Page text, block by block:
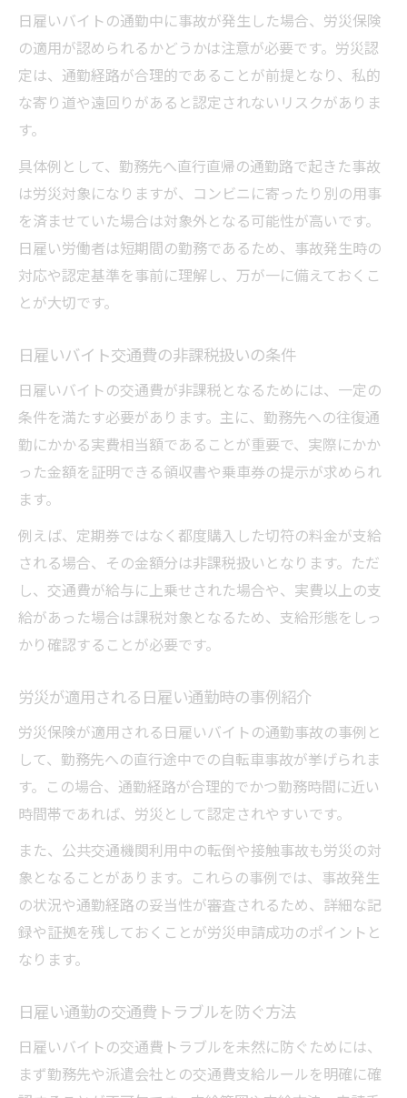
日雇いバイトの通勤中に事故が発生した場合、労災保険
の適用が認められるかどうかは注意が必要です。労災認
定は、通勤経路が合理的であることが前提となり、私的
な寄り道や遠回りがあると認定されないリスクがありま
す。
具体例として、勤務先へ直行直帰の通勤路で起きた事故
は労災対象になりますが、コンビニに寄ったり別の用事
を済ませていた場合は対象外となる可能性が高いです。
日雇い労働者は短期間の勤務であるため、事故発生時の
対応や認定基準を事前に理解し、万が一に備えておくこ
とが大切です。
日雇いバイト交通費の非課税扱いの条件
日雇いバイトの交通費が非課税となるためには、一定の
条件を満たす必要があります。主に、勤務先への往復通
勤にかかる実費相当額であることが重要で、実際にかか
った金額を証明できる領収書や乗車券の提示が求められ
ます。
例えば、定期券ではなく都度購入した切符の料金が支給
される場合、その金額分は非課税扱いとなります。ただ
し、交通費が給与に上乗せされた場合や、実費以上の支
給があった場合は課税対象となるため、支給形態をしっ
かり確認することが必要です。
労災が適用される日雇い通勤時の事例紹介
労災保険が適用される日雇いバイトの通勤事故の事例と
して、勤務先への直行途中での自転車事故が挙げられま
す。この場合、通勤経路が合理的でかつ勤務時間に近い
時間帯であれば、労災として認定されやすいです。
また、公共交通機関利用中の転倒や接触事故も労災の対
象となることがあります。これらの事例では、事故発生
の状況や通勤経路の妥当性が審査されるため、詳細な記
録や証拠を残しておくことが労災申請成功のポイントと
なります。
日雇い通勤の交通費トラブルを防ぐ方法
日雇いバイトの交通費トラブルを未然に防ぐためには、
まず勤務先や派遣会社との交通費支給ルールを明確に確